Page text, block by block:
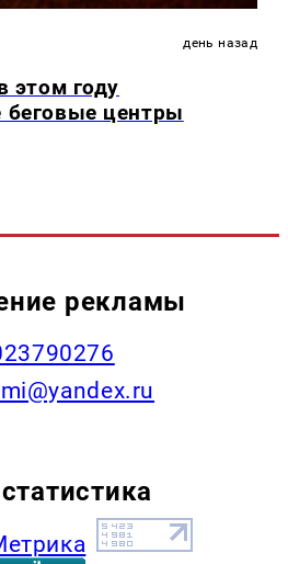
день назад
этом году
беговые центры
рекламы